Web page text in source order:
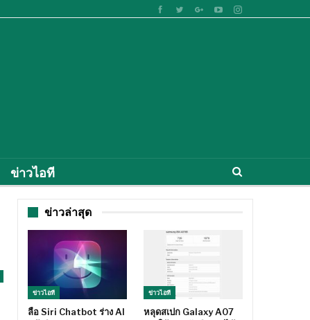
ข่าวไอที
ข่าวล่าสุด
ข่าวไอที
ลือ Siri Chatbot ร่าง AI
ข่าวไอที
หลุดสเปก Galaxy A07